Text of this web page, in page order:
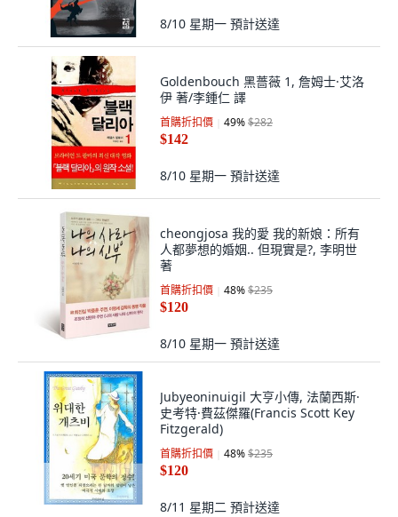
8/10 星期一 預計送達
Goldenbouch 黑薔薇 1, 詹姆士·艾洛
伊 著/李鍾仁 譯
首購折扣價 49%$282
$142
8/10 星期一 預計送達
cheongjosa 我的愛 我的新娘：所有
人都夢想的婚姻.. 但現實是?, 李明世
著
首購折扣價 48%$235
$120
8/10 星期一 預計送達
Jubyeoninuigil 大亨小傳, 法蘭西斯·
史考特·費茲傑羅(Francis Scott Key
Fitzgerald)
首購折扣價 48%$235
$120
8/11 星期二 預計送達